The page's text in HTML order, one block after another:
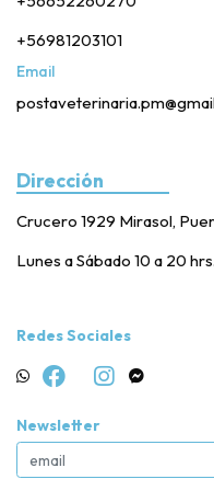
+56981203101
Email
Dirección
Crucero 1929 Mirasol,
Lunes a Sábado 10 a 20
Redes Sociales
Newsletter